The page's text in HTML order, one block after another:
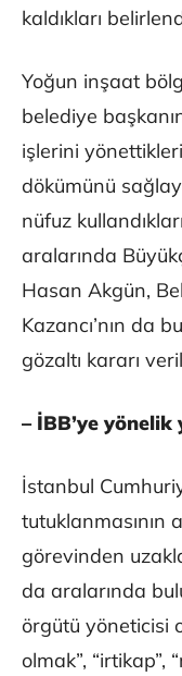
kaldıkları
Yoğun inşaat
belediye
işlerini
dökümünü
nüfuz
aralarında
Hasan Akgün,
Kazancı’nın da
gözaltı kararı
– İBB’ye
İstanbul
tutuklanmasının
görevinden
da aralarında
örgütü yöneticisi
olmak”, “irtikap”,